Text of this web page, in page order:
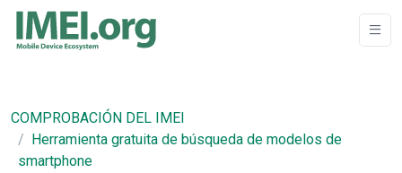
COMPROBACIÓN DEL IMEI
Herramienta gratuita de búsqueda de modelos de
smartphone